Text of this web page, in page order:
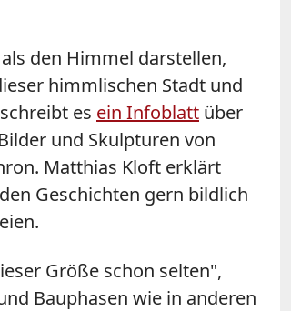
den Himmel darstellen,
himmlischen Stadt und
es ein Infoblatt über
und Skulpturen von
Matthias Kloft erklärt
Geschichten gern bildlich
Größe schon selten",
Bauphasen wie in anderen